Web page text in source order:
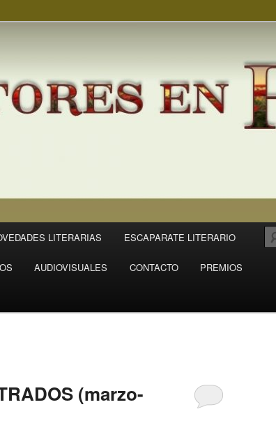
LITERARIAS ESCAPARATE LITERARIO
AUDIOVISUALES CONTACTO PREMIOS
(marzo-